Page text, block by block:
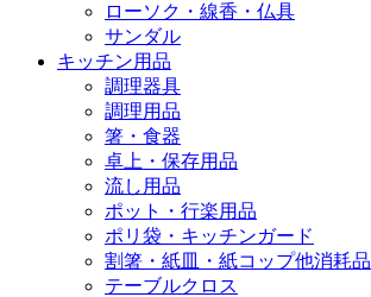
ローソク・線香・仏具
サンダル
キッチン用品
調理器具
調理用品
箸・食器
卓上・保存用品
流し用品
ポット・行楽用品
ポリ袋・キッチンガード
割箸・紙皿・紙コップ他消耗品
テーブルクロス